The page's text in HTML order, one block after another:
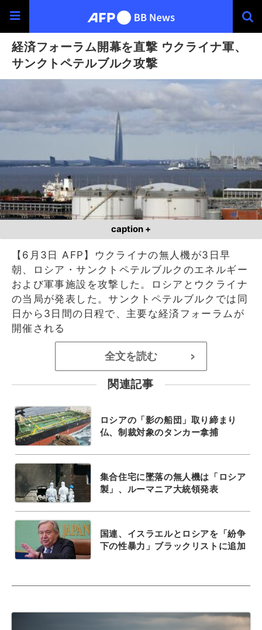
経済フォーラム開幕を直撃 ウクライナ軍、
サンクトペテルブルク攻撃
caption +
【6月3日 AFP】ウクライナの無人機が3日早
朝、ロシア・サンクトペテルブルクのエネルギー
および軍事施設を攻撃した。ロシアとウクライナ
の当局が発表した。サンクトペテルブルクでは同
日から3日間の日程で、主要な経済フォーラムが
開催される
全文を読む >
関連記事
ロシアの「影の船団」取り締まり
仏、制裁対象のタンカー拿捕
集合住宅に墜落の無人機は「ロシア
製」、ルーマニア大統領発表
国連、イスラエルとロシアを「紛争
下の性暴力」ブラックリストに追加